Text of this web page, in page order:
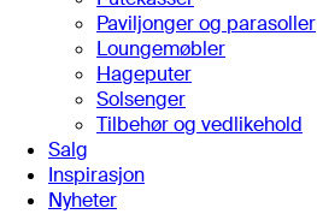
Paviljonger og parasoller
Loungemøbler
Hageputer
Solsenger
Tilbehør og vedlikehold
Salg
Inspirasjon
Nyheter